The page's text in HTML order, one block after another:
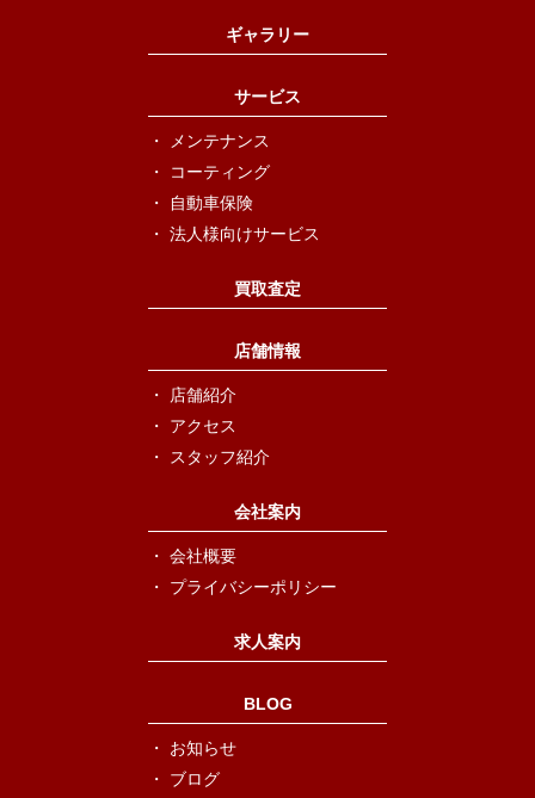
ギャラリー
サービス
メンテナンス
コーティング
自動車保険
法人様向けサービス
買取査定
店舗情報
店舗紹介
アクセス
スタッフ紹介
会社案内
会社概要
プライバシーポリシー
求人案内
BLOG
お知らせ
ブログ